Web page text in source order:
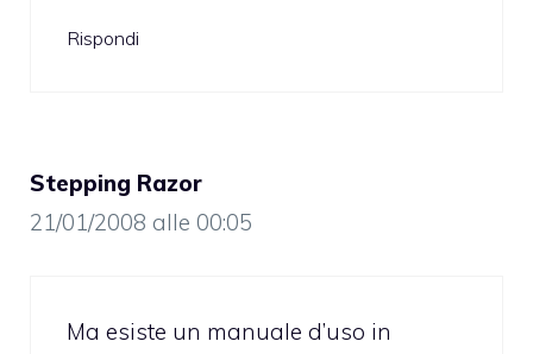
Rispondi
Stepping Razor
21/01/2008 alle 00:05
Ma esiste un manuale d’uso in